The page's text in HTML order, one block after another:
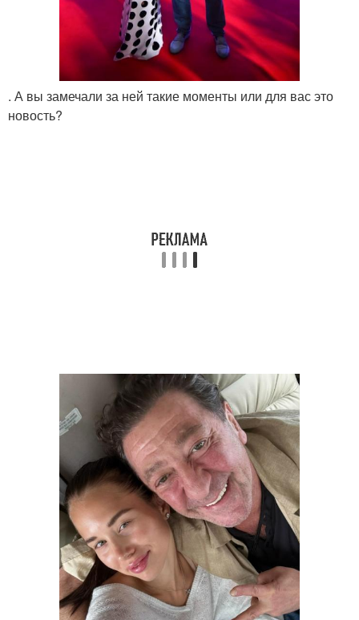
. А вы замечали за ней такие моменты или для вас это
новость?